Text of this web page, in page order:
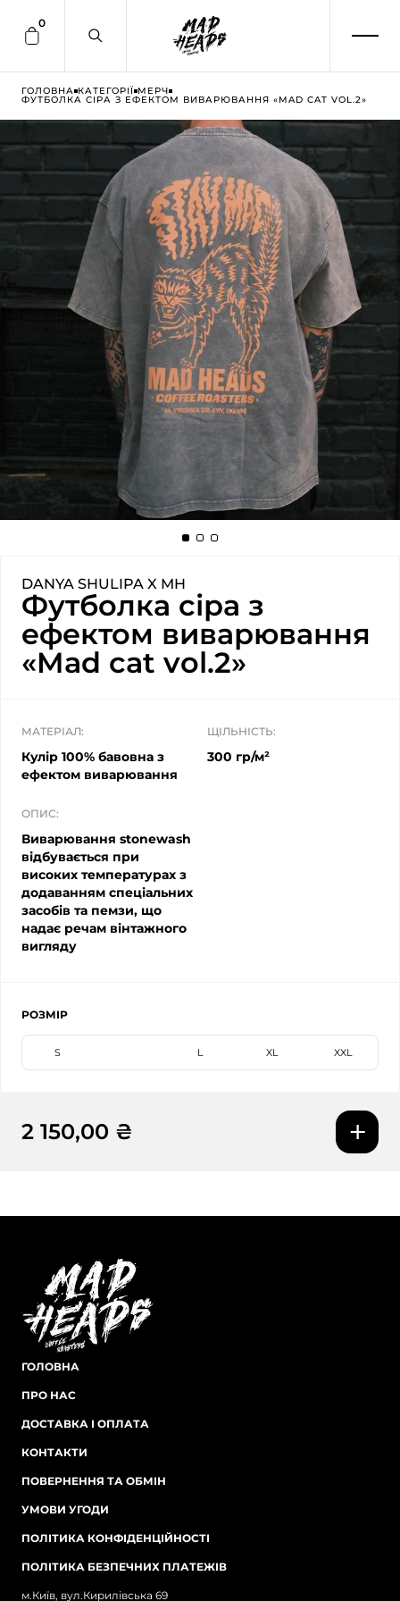
0
ГОЛОВНА КАТЕГОРІЇ МЕРЧ
ФУТБОЛКА СІРА З ЕФЕКТОМ ВИВАРЮВАННЯ «MAD CAT VOL.2»
DANYA SHULIPA X MH
Футболка сіра з
ефектом виварювання
«Mad cat vol.2»
МАТЕРІАЛ:
Кулір 100% бавовна з
ефектом виварювання
ЩІЛЬНІСТЬ:
300 гр/м²
ОПИС:
Виварювання stonewash
відбувається при
високих температурах з
додаванням спеціальних
засобів та пемзи, що
надає речам вінтажного
вигляду
РОЗМІР
S L XL XXL
2 150,00 ₴
ГОЛОВНА
ПРО НАС
ДОСТАВКА І ОПЛАТА
КОНТАКТИ
ПОВЕРНЕННЯ ТА ОБМІН
УМОВИ УГОДИ
ПОЛІТИКА КОНФІДЕНЦІЙНОСТІ
ПОЛІТИКА БЕЗПЕЧНИХ ПЛАТЕЖІВ
м.Київ, вул.Кирилівська 69